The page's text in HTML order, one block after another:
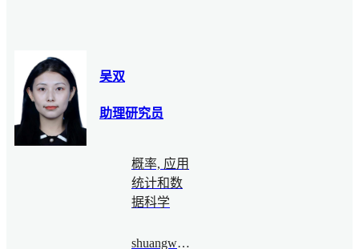
吴双
助理研究员
概率, 应用
统计和数
据科学
shuangwu@bimsa.cn